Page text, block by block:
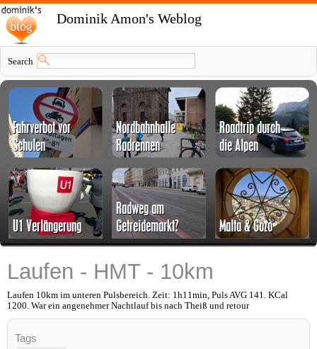
Dominik Amon's Weblog
Search
Laufen - HMT - 10km
Laufen 10km im unteren Pulsbereich. Zeit: 1h11min, Puls AVG 141. KCal
1200. War ein angenehmer Nachtlauf bis nach Theiß und retour
Tags